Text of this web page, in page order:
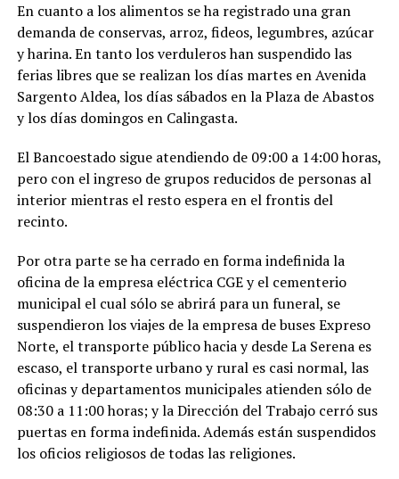
En cuanto a los alimentos se ha registrado una gran
demanda de conservas, arroz, fideos, legumbres, azúcar
y harina. En tanto los verduleros han suspendido las
ferias libres que se realizan los días martes en Avenida
Sargento Aldea, los días sábados en la Plaza de Abastos
y los días domingos en Calingasta.
El Bancoestado sigue atendiendo de 09:00 a 14:00 horas,
pero con el ingreso de grupos reducidos de personas al
interior mientras el resto espera en el frontis del
recinto.
Por otra parte se ha cerrado en forma indefinida la
oficina de la empresa eléctrica CGE y el cementerio
municipal el cual sólo se abrirá para un funeral, se
suspendieron los viajes de la empresa de buses Expreso
Norte, el transporte público hacia y desde La Serena es
escaso, el transporte urbano y rural es casi normal, las
oficinas y departamentos municipales atienden sólo de
08:30 a 11:00 horas; y la Dirección del Trabajo cerró sus
puertas en forma indefinida. Además están suspendidos
los oficios religiosos de todas las religiones.